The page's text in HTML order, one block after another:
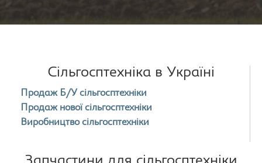
Сільгосптехніка в Україні
Продаж Б/У сільгосптехніки
Продаж нової сільгосптехніки
Виробництво сільгосптехніки